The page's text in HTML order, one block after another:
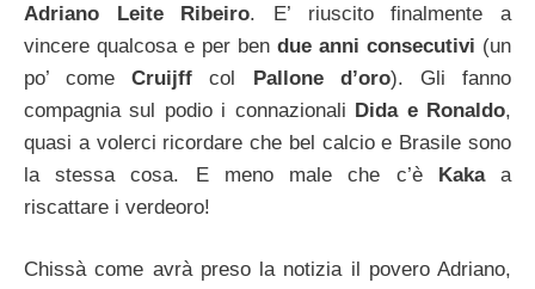
Adriano Leite Ribeiro. E’ riuscito finalmente a
vincere qualcosa e per ben due anni consecutivi (un
po’ come Cruijffcol Pallone d’oro). Gli fanno
compagnia sul podio i connazionali Dida e Ronaldo,
quasi a volerci ricordare che bel calcio e Brasile sono
la stessa cosa. E meno male che c’èKakaa
riscattare i verdeoro!
Chissà come avrà preso la notizia il povero Adriano,